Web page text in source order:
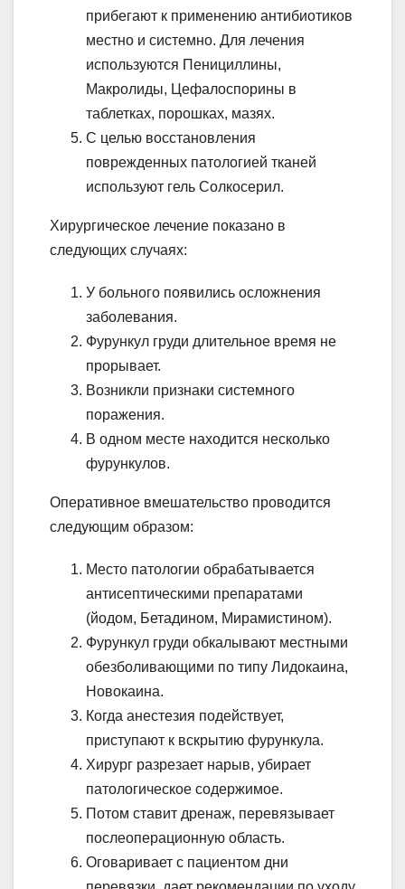
прибегают к применению антибиотиков
местно и системно. Для лечения
используются Пенициллины,
Макролиды, Цефалоспорины в
таблетках, порошках, мазях.
С целью восстановления
поврежденных патологией тканей
используют гель Солкосерил.
Хирургическое лечение показано в
следующих случаях:
У больного появились осложнения
заболевания.
Фурункул груди длительное время не
прорывает.
Возникли признаки системного
поражения.
В одном месте находится несколько
фурункулов.
Оперативное вмешательство проводится
следующим образом:
Место патологии обрабатывается
антисептическими препаратами
(йодом, Бетадином, Мирамистином).
Фурункул груди обкалывают местными
обезболивающими по типу Лидокаина,
Новокаина.
Когда анестезия подействует,
приступают к вскрытию фурункула.
Хирург разрезает нарыв, убирает
патологическое содержимое.
Потом ставит дренаж, перевязывает
послеоперационную область.
Оговаривает с пациентом дни